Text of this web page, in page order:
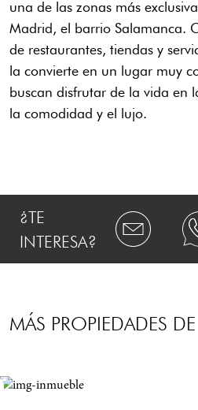
una de las zonas más
Madrid, el barrio Salamanca.
de restaurantes, tiendas y
la convierte en un lugar muy
buscan disfrutar de la vida en
la comodidad y el lujo.
¿TE
INTERESA?
MÁS PROPIEDADES